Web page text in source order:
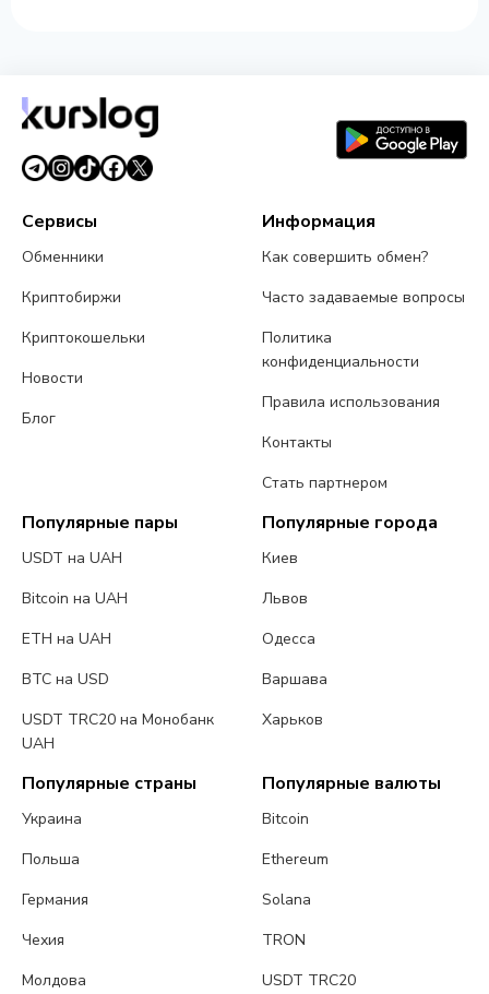
Сервисы
Обменники
Криптобиржи
Криптокошельки
Новости
Блог
Информация
Как совершить обмен?
Часто задаваемые вопросы
Политика
конфиденциальности
Правила использования
Контакты
Стать партнером
Популярные пары
USDT на UAH
Bitcoin на UAH
ETH на UAH
BTC на USD
USDT TRC20 на Монобанк
UAH
Популярные города
Киев
Львов
Одесса
Варшава
Харьков
Популярные страны
Украина
Польша
Германия
Чехия
Молдова
Популярные валюты
Bitcoin
Ethereum
Solana
TRON
USDT TRC20